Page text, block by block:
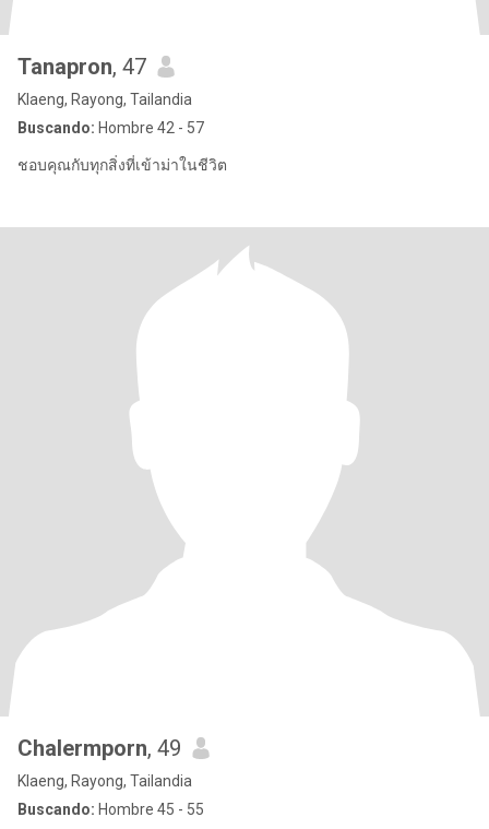
Tanapron, 47
Klaeng, Rayong, Tailandia
Buscando: Hombre 42 - 57
ชอบคุณกับทุกสิ่งที่เข้าม่าในชีวิต
Chalermporn, 49
Klaeng, Rayong, Tailandia
Buscando: Hombre 45 - 55